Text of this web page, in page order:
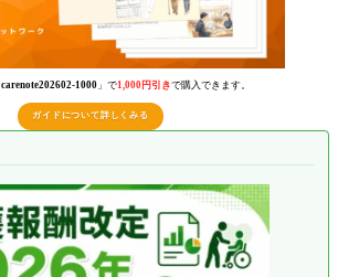
carenote202602-1000 」で1,000円引きで購入できます。
ガイドについて詳しくみる